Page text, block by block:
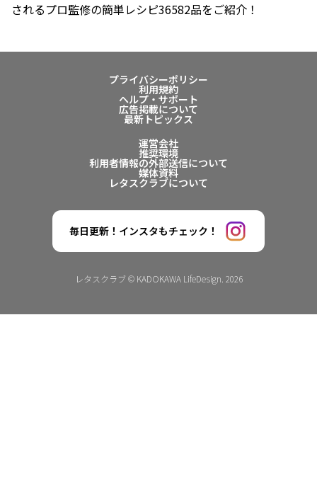
されるプロ監修の簡単レシピ36582品をご紹介！
プライバシーポリシー
利用規約
ヘルプ・サポート
広告掲載について
最新トピックス
運営会社
推奨環境
利用者情報の外部送信について
媒体資料
レタスクラブについて
毎日更新！インスタもチェック！
レタスクラブ © KADOKAWA LifeDesign. 2026